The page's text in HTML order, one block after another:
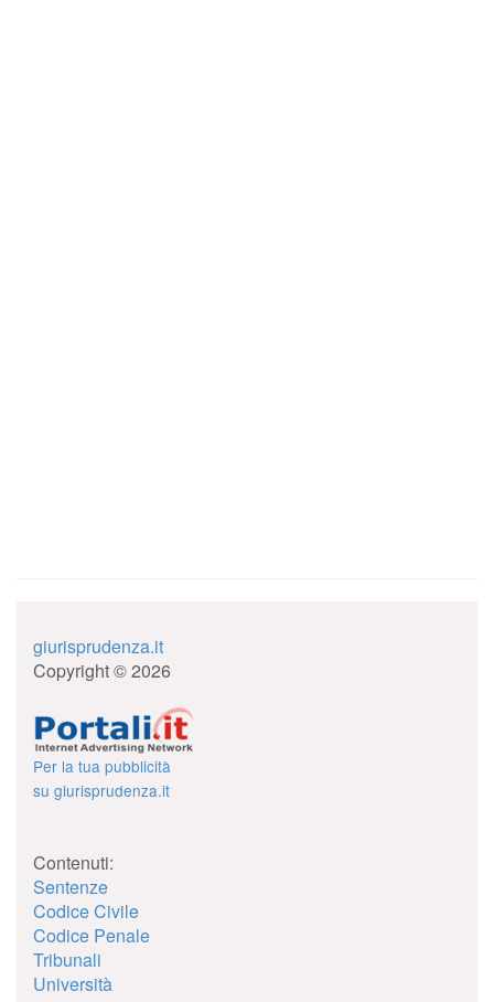
giurisprudenza.it
Copyright © 2026
Per la tua pubblicità
su giurisprudenza.it
Contenuti:
Sentenze
Codice Civile
Codice Penale
Tribunali
Università